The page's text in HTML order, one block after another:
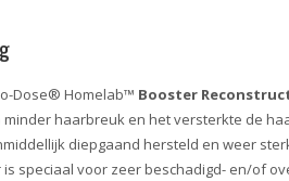
Dose® Homelab™ Booster
minder haarbreuk en het versterkte de
diepgaand hersteld en weer
speciaal voor zeer beschadigd- en/of